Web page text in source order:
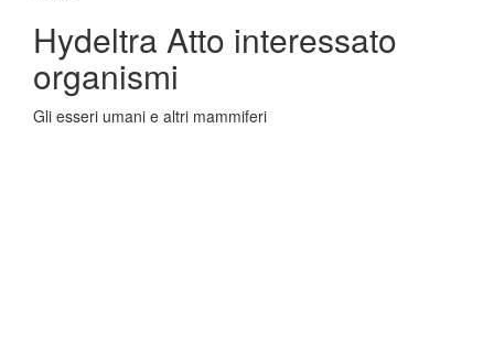
Hydeltra Atto interessato
organismi
Gli esseri umani e altri mammiferi